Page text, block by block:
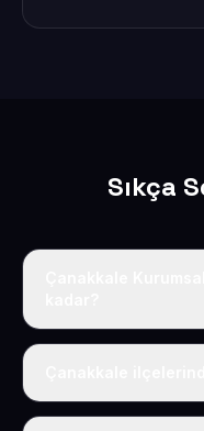
Sıkça
Çanakkale dahil
tek fiyatımız 50 USD
Elbette; Çanakkale